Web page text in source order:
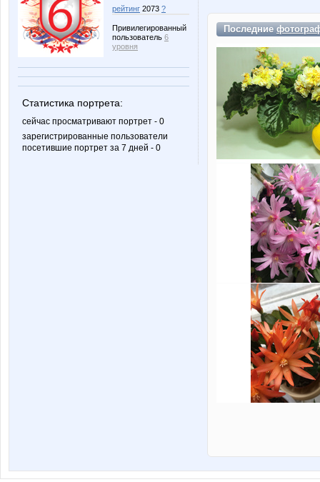
рейтинг 2073 ?
Привилегированный
пользователь 6
уровня
Статистика портрета:
сейчас просматривают портрет - 0
зарегистрированные пользователи
посетившие портрет за 7 дней - 0
Последние